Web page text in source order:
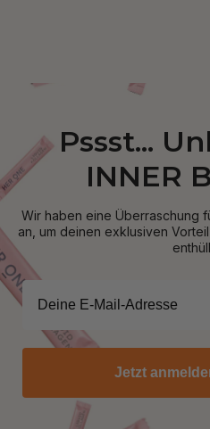
Pssst...
INNER
Wir haben eine Überraschung
an, um deinen exklusiven
Jetzt